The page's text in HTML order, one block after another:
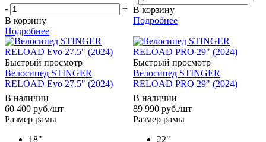
-
+
В корзину
Подробнее
В корзину
Подробнее
Быстрый просмотр
Велосипед STINGER
RELOAD Evo 27.5" (2024)
В наличии
60 400 руб./шт
Размер рамы
18"
Быстрый просмотр
Велосипед STINGER
RELOAD PRO 29" (2024)
В наличии
89 990 руб./шт
Размер рамы
22"